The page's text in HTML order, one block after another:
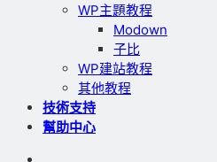
WP主題教程
Modown
子比
WP建站教程
其他教程
技術支持
幫助中心